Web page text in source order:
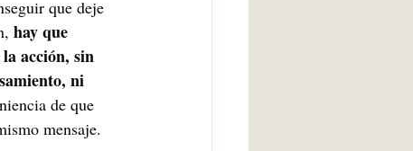
que deje
hay que
acción, sin
ni
de que
mensaje.